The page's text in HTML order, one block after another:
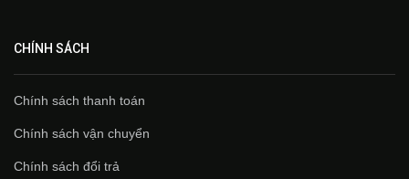
CHÍNH SÁCH
Chính sách thanh toán
Chính sách vận chuyển
Chính sách đổi trả